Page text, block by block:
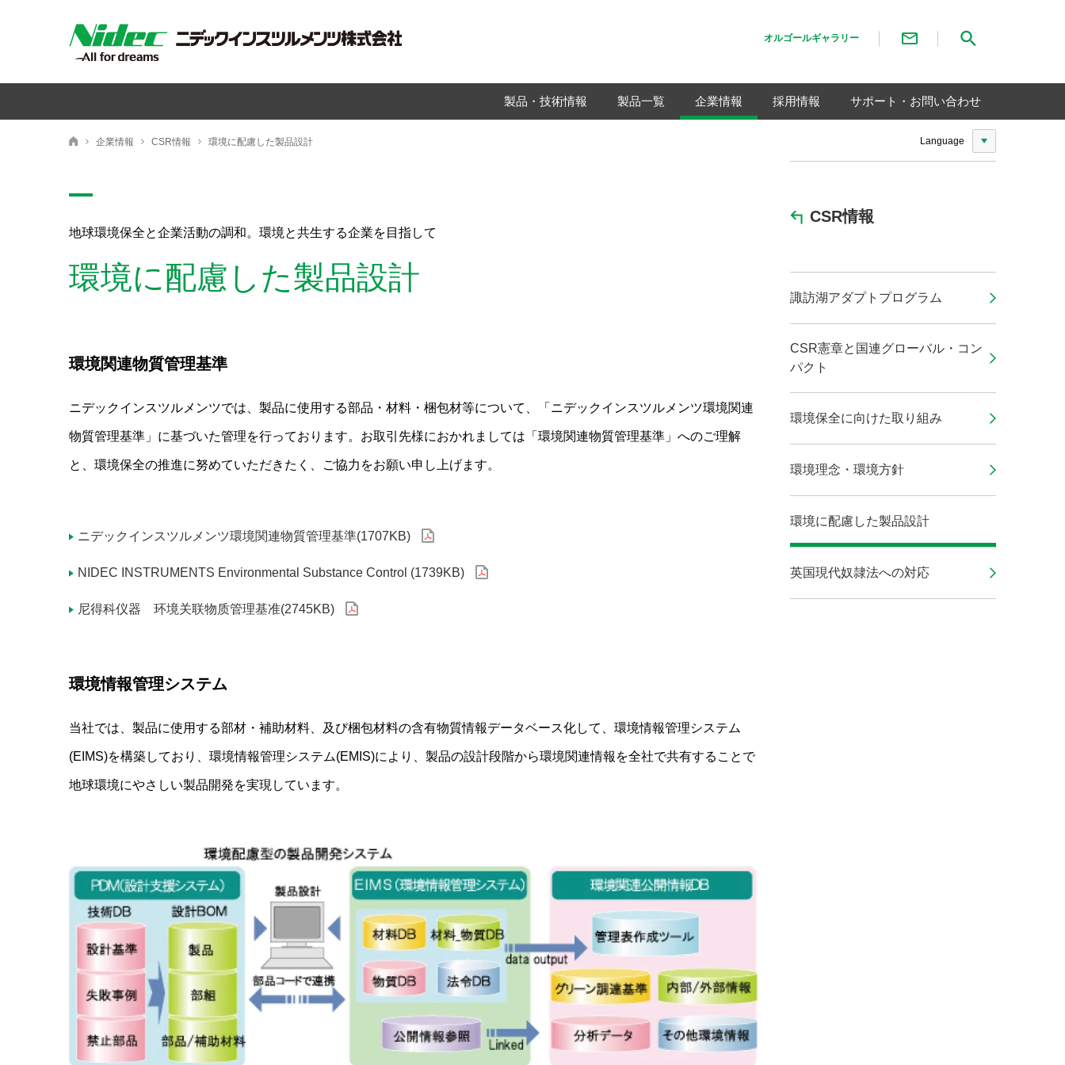
オルゴールギャラリー
Language
問い合わせリンク表示名
製品・技術情報 製品一覧 企業情報 採用情報 サポート・お問い合わせ
ニデックインスツルメンツ株式会社
企業情報 CSR情報 環境に配慮した製品設計
地球環境保全と企業活動の調和。環境と共生する企業を目指して
環境に配慮した製品設計
環境関連物質管理基準
ニデックインスツルメンツでは、製品に使用する部品・材料・梱包材等について、「ニデックインスツルメンツ環境関連
物質管理基準」に基づいた管理を行っております。お取引先様におかれましては「環境関連物質管理基準」へのご理解
と、環境保全の推進に努めていただきたく、ご協力をお願い申し上げます。
ニデックインスツルメンツ環境関連物質管理基準(1707KB)
NIDEC INSTRUMENTS Environmental Substance Control (1739KB)
尼得科仪器 环境关联物质管理基准(2745KB)
環境情報管理システム
当社では、製品に使用する部材・補助材料、及び梱包材料の含有物質情報データベース化して、環境情報管理システム
(EIMS)を構築しており、環境情報管理システム(EMIS)により、製品の設計段階から環境関連情報を全社で共有することで
地球環境にやさしい製品開発を実現しています。
CSR情報
諏訪湖アダプトプログラム
CSR憲章と国連グローバル・コン
パクト
環境保全に向けた取り組み
環境理念・環境方針
環境に配慮した製品設計
英国現代奴隷法への対応